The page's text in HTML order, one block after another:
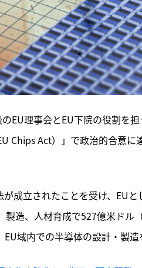
EU理事会とEU下院の役割を
Chips Act）」で政治的合意
成立されたことを受け、EU
造、人材育成で527億米ドル
域内での半導体の設計・製造